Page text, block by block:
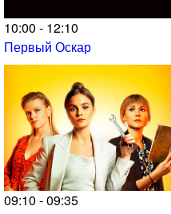
10:00 - 12:10
Первый Оскар
09:10 - 09:35